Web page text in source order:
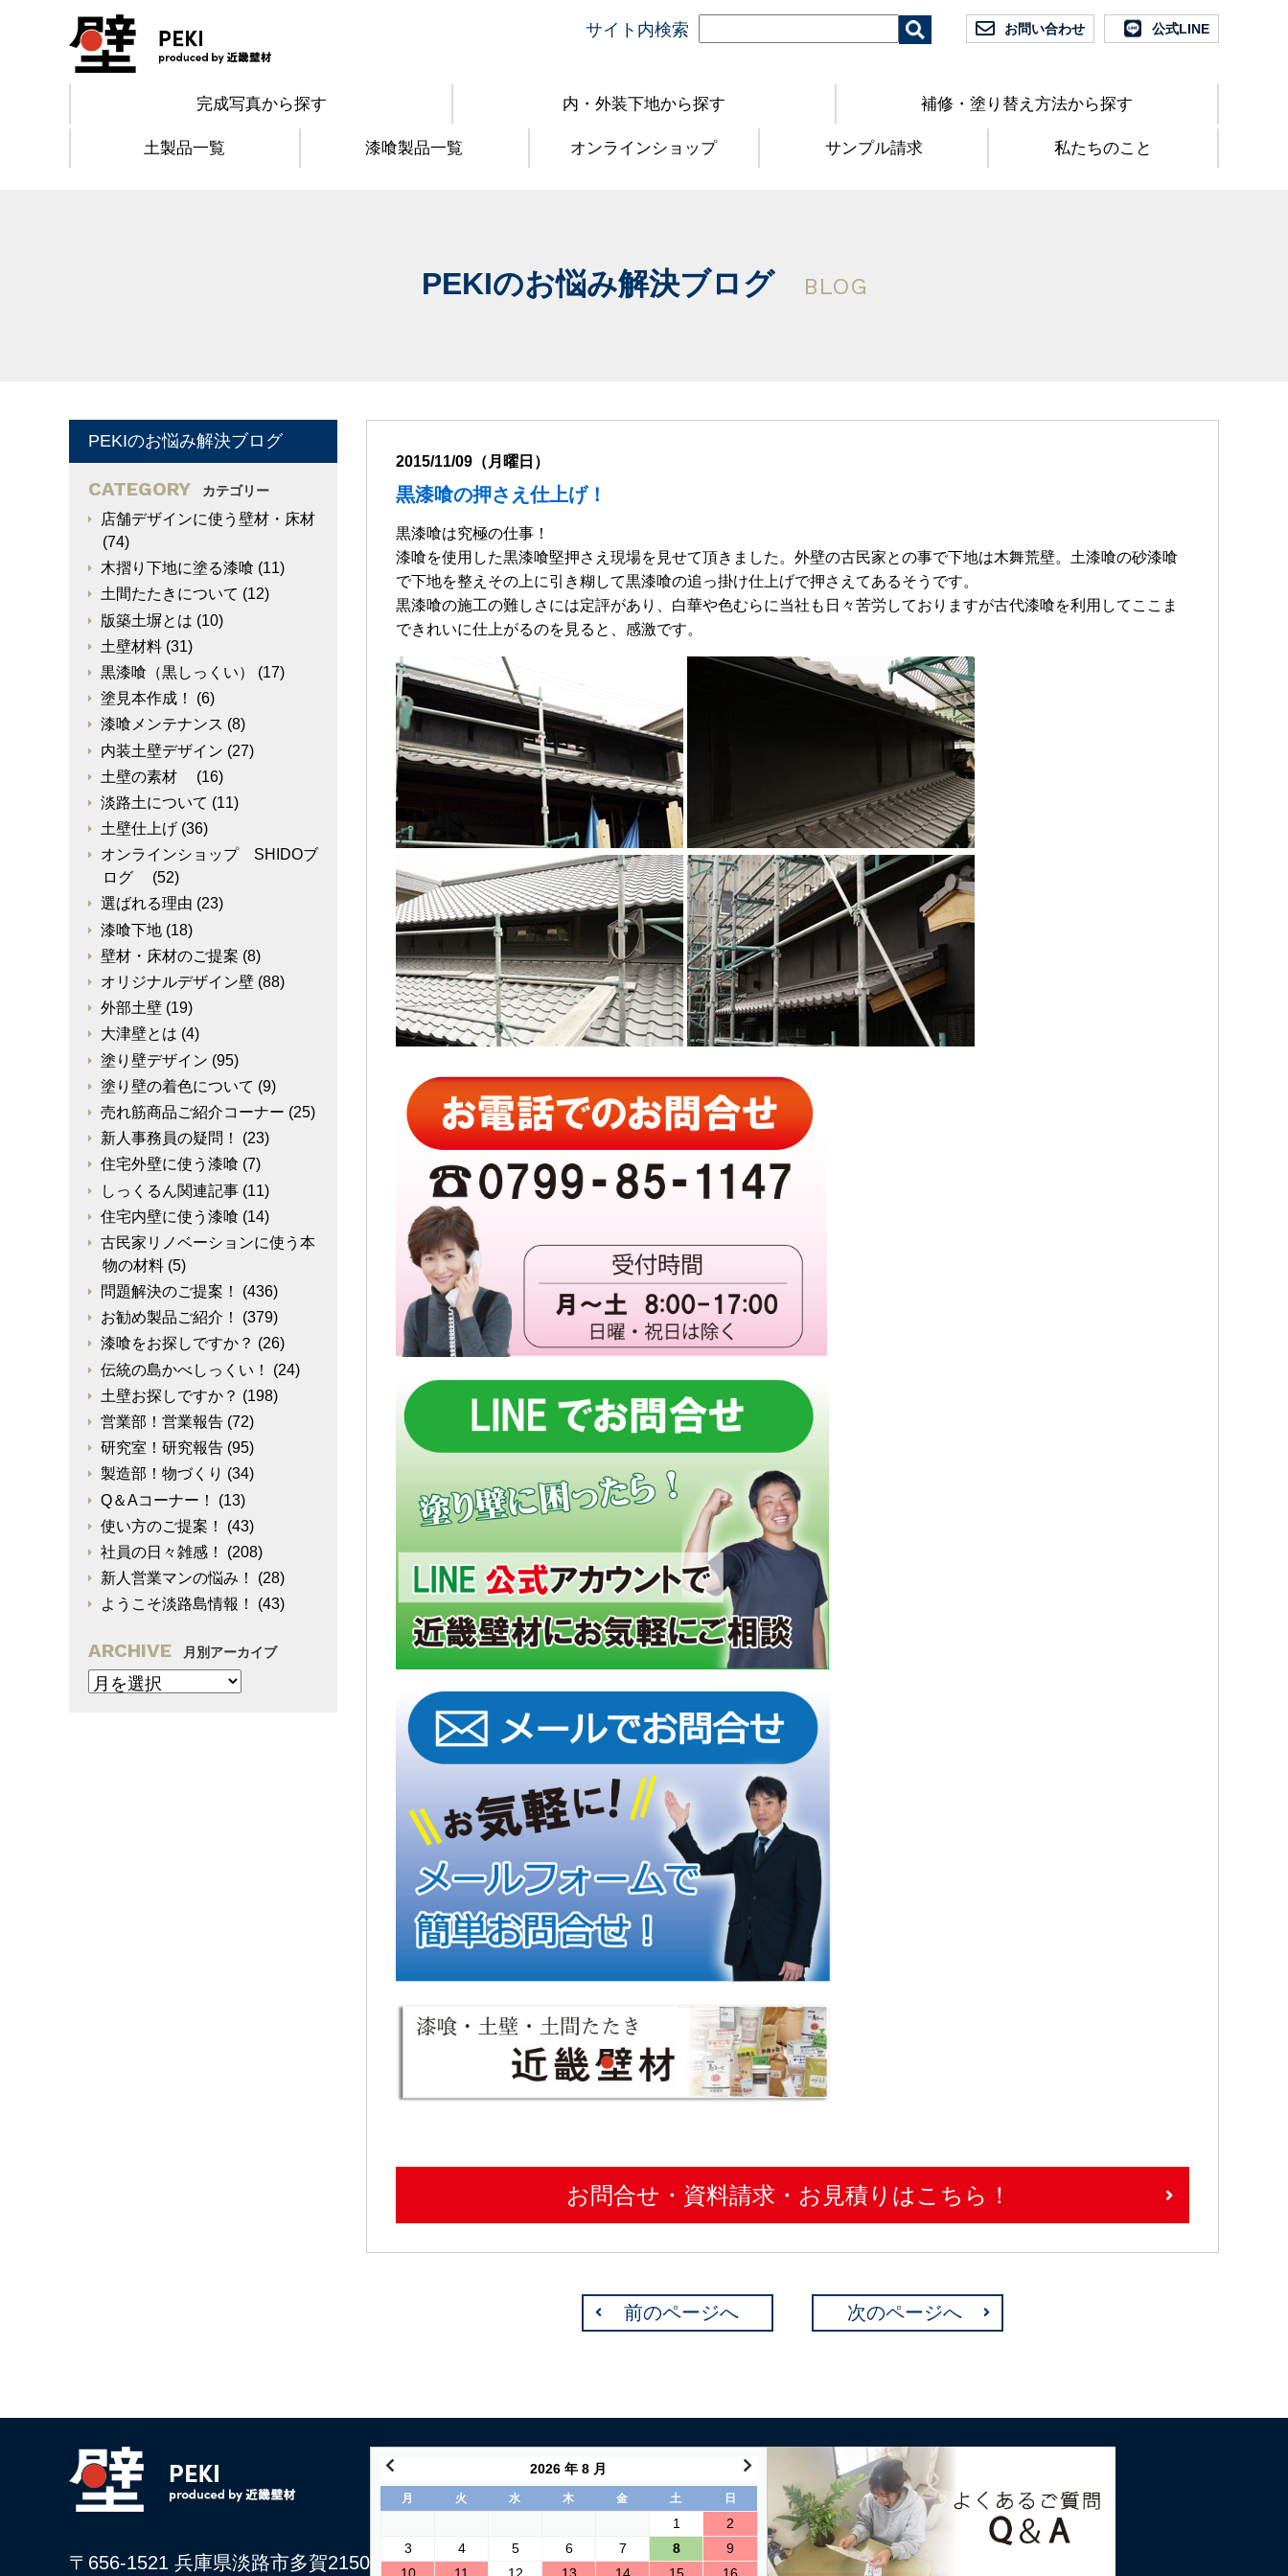
サイト内検索 お問い合わせ 公式LINE
完成写真から探す 内・外装下地から探す 補修・塗り替え方法から探す
土製品一覧 漆喰製品一覧 オンラインショップ サンプル請求 私たちのこと
PEKIのお悩み解決ブログ BLOG
2015/11/09（月曜日）
黒漆喰の押さえ仕上げ！
黒漆喰は究極の仕事！
漆喰を使用した黒漆喰堅押さえ現場を見せて頂きました。外壁の古民家との事で下地は木舞荒壁。土漆喰の砂漆喰
で下地を整えその上に引き糊して黒漆喰の追っ掛け仕上げで押さえてあるそうです。
黒漆喰の施工の難しさには定評があり、白華や色むらに当社も日々苦労しておりますが古代漆喰を利用してここま
できれいに仕上がるのを見ると、感激です。
お問合せ・資料請求・お見積りはこちら！
前のページへ 次のページへ
PEKIのお悩み解決ブログ
CATEGORY カテゴリー
店舗デザインに使う壁材・床材
(74)
木摺り下地に塗る漆喰 (11)
土間たたきについて (12)
版築土塀とは (10)
土壁材料 (31)
黒漆喰（黒しっくい）
(17)
塗見本作成！
(6)
漆喰メンテナンス (8)
内装土壁デザイン (27)
土壁の素材
(16)
淡路土について (11)
土壁仕上げ (36)
オンラインショップ SHIDOブ
ログ
(52)
選ばれる理由 (23)
漆喰下地 (18)
壁材・床材のご提案 (8)
オリジナルデザイン壁 (88)
外部土壁 (19)
大津壁とは (4)
塗り壁デザイン (95)
塗り壁の着色について (9)
売れ筋商品ご紹介コーナー (25)
新人事務員の疑問！
(23)
住宅外壁に使う漆喰 (7)
しっくるん関連記事 (11)
住宅内壁に使う漆喰 (14)
古民家リノベーションに使う本
物の材料 (5)
問題解決のご提案！
(436)
お勧め製品ご紹介！
(379)
漆喰をお探しですか？ (26)
伝統の島かべしっくい！
(24)
土壁お探しですか？ (198)
営業部！営業報告 (72)
研究室！研究報告 (95)
製造部！物づくり (34)
Q＆Aコーナー！
(13)
使い方のご提案！
(43)
社員の日々雑感！
(208)
新人営業マンの悩み！
(28)
ようこそ淡路島情報！
(43)
ARCHIVE 月別アーカイブ
〒656-1521 兵庫県淡路市多賀2150
2026 年 8 月
月 火 水 木 金 土 日
1
2
3
4 5 6 7 8
9
10
11 12 13 14 15 16